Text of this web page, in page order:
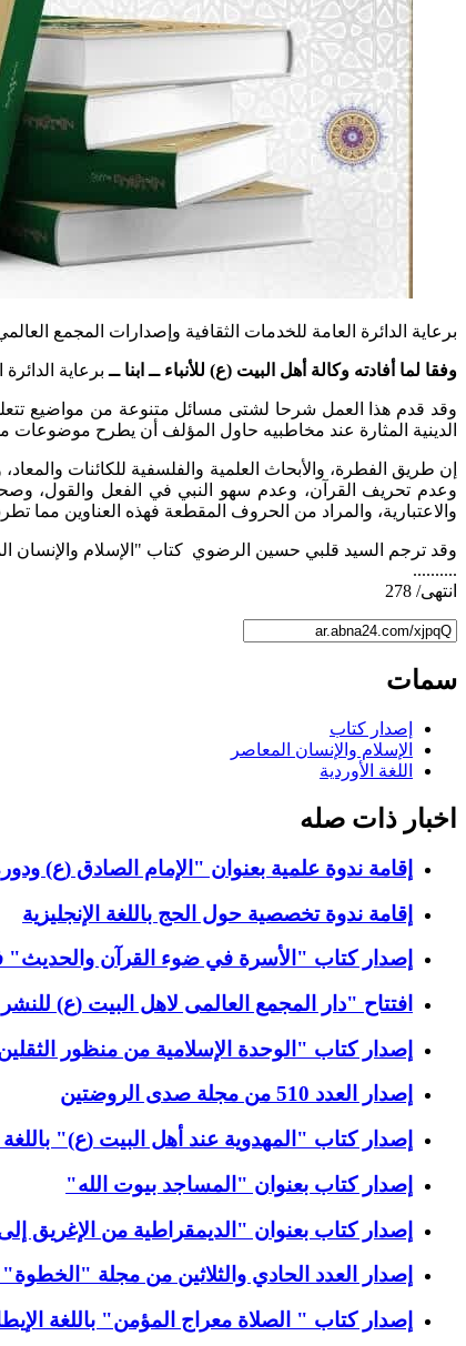
برعاية الدائرة العامة للخدمات الثقافية وإصدارات المجمع
وفقا لما أفادته وكالة أهل البيت (ع) للأنباء ــ ابنا ــ برعاية
وقد قدم هذا العمل شرحا لشتى مسائل متنوعة من مواضيع تتعلق
الدينية المثارة عند مخاطبيه حاول المؤلف أن يطرح موضوعات
إن طريق الفطرة، والأبحاث العلمية والفلسفية للكائنات
وعدم تحريف القرآن، وعدم سهو النبي في الفعل والقول،
والاعتبارية، والمراد من الحروف المقطعة فهذه العناوين مما
وقد ترجم السيد قلبي حسين الرضوي كتاب "الإسلام والإنسان
..........
انتهى/ 278
سمات
إصدار كتاب
الإسلام والإنسان المعاصر
اللغة الأوردية
اخبار ذات صله
إقامة ندوة علمية بعنوان "الإمام الصادق (ع)
إقامة ندوة تخصصية حول الحج باللغة الإنجليزية
إصدار كتاب "الأسرة في ضوء القرآن والحديث"
افتتاح "دار المجمع العالمی لاهل البيت (ع)
إصدار كتاب "الوحدة الإسلامية من منظور
إصدار العدد 510 من مجلة صدى الروضتين
إصدار كتاب "المهدوية عند أهل البيت (ع)" باللغة
إصدار كتاب بعنوان "المساجد بيوت الله"
إصدار كتاب بعنوان "الديمقراطية من الإغريق
إصدار العدد الحادي والثلاثين من مجلة
إصدار كتاب " الصلاة معراج المؤمن" باللغة